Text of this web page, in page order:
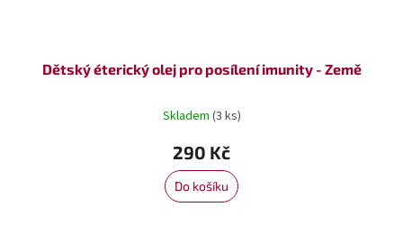
Dětský éterický olej pro posílení imunity - Země
Skladem (3 ks)
290 Kč
Do košíku